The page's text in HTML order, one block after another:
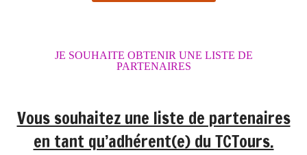
JE SOUHAITE OBTENIR UNE LISTE DE
PARTENAIRES
Vous souhaitez une liste de partenaires
en tant qu’adhérent(e) du TCTours.